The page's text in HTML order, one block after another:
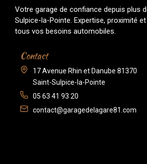
Votre garage de confiance depuis plus
Sulpice-la-Pointe. Expertise, proximité
tous vos besoins automobiles.
Contact
17 Avenue Rhin et Danube 81370
Saint-Sulpice-la-Pointe
05 63 41 93 20
contact@garagedelagare81.com